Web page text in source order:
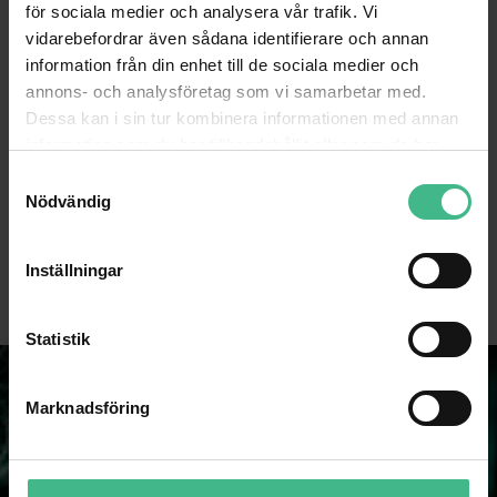
för sociala medier och analysera vår trafik. Vi
vidarebefordrar även sådana identifierare och annan
information från din enhet till de sociala medier och
annons- och analysföretag som vi samarbetar med.
Dessa kan i sin tur kombinera informationen med annan
Nödvändig
Inställningar
Statistik
Marknadsföring
Neutrik XLR Hane 3pin NC3MXX-BAG
GÅ TILL PRODUKT
NEUTRIK XLR PLUG 5-PIN NC5MXX
Neutrik XLR plug 5pin NC5MXX
GÅ TILL PRODUKT